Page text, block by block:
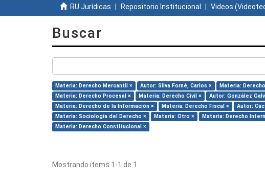
RU Jurídicas Repositorio Institucional Videos
Buscar
Materia: Derecho Mercantil × Autor: Silva Forné, Carlos × Materia:
Materia: Derecho Procesal ×
Materia: Derecho Civil × Autor: González
Materia: Derecho de la Información ×
Materia: Derecho Fiscal × Autor:
Materia: Sociología del Derecho ×
Materia: Otro × Materia: Derecho
Materia: Derecho Constitucional ×
Mostrando ítems 1-1 de 1